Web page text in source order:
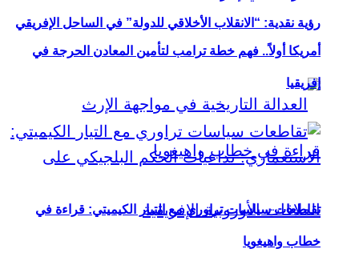
رؤية نقدية: “الانقلاب الأخلاقي للدولة” في الساحل الإفريقي
أمريكا أولاً.. فهم خطة ترامب لتأمين المعادن الحرجة في
إفريقيا
تقاطعات سياسات تراوري مع التيار الكيميتي: قراءة في
خطاب واهيغويا